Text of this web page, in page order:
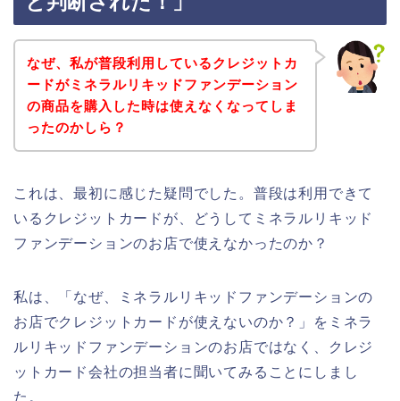
なぜ、私が普段利用しているクレジットカ
ードがミネラルリキッドファンデーション
の商品を購入した時は使えなくなってしま
ったのかしら？
これは、最初に感じた疑問でした。普段は利用できて
いるクレジットカードが、どうしてミネラルリキッド
ファンデーションのお店で使えなかったのか？
私は、「なぜ、ミネラルリキッドファンデーションの
お店でクレジットカードが使えないのか？」をミネラ
ルリキッドファンデーションのお店ではなく、クレジ
ットカード会社の担当者に聞いてみることにしまし
た。